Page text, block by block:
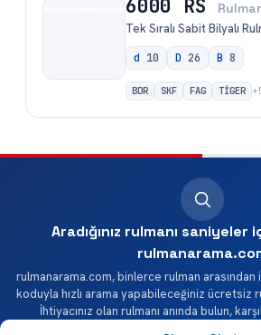
6000 RS
Tek Sıralı Sabit Bilyalı
d 10 D 26 B 8
BDR SKF FAG TİGER +
Aradığınız rulmanı
rulmanarama.com, binlerce rulman arasından
koduyla hızlı arama yapabileceğiniz ücretsiz
İhtiyacınız olan rulmanı anında bulun,